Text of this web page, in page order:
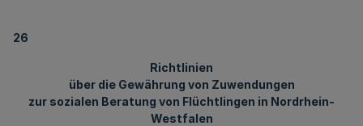
26
Richtlinien
über die Gewährung von Zuwendungen
zur sozialen Beratung von Flüchtlingen in Nordrhein-
Westfalen